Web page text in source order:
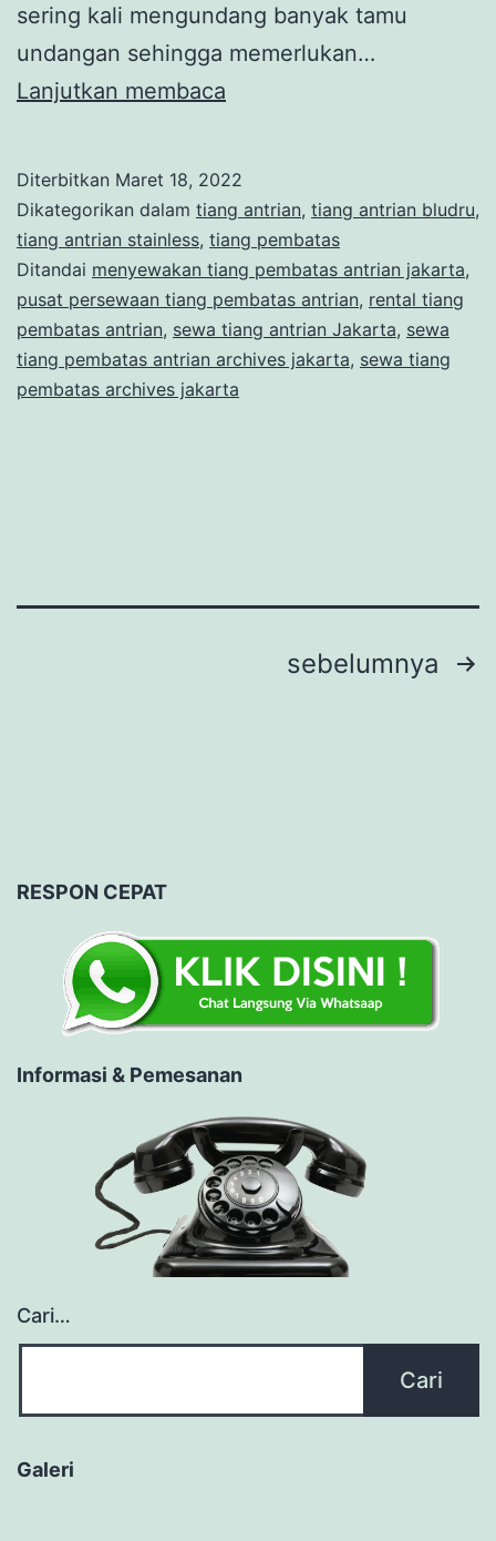
sering kali mengundang banyak tamu
undangan sehingga memerlukan…
Lanjutkan membaca
Antrian
Archives
Jakarta
Diterbitkan Maret 18, 2022
Dikategorikan dalam tiang antrian, tiang antrian bludru,
tiang antrian stainless, tiang pembatas
Ditandai menyewakan tiang pembatas antrian jakarta,
pusat persewaan tiang pembatas antrian, rental tiang
pembatas antrian, sewa tiang antrian Jakarta, sewa
tiang pembatas antrian archives jakarta, sewa tiang
pembatas archives jakarta
sebelumnya
RESPON CEPAT
Informasi & Pemesanan
Cari…
Galeri